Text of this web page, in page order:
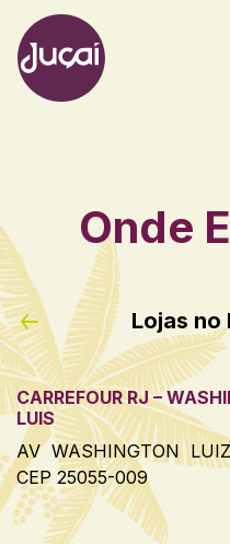
Main
Onde
Lojas
CARREFOUR RJ –
LUIS
AV WASHINGTON
CEP 25055-009